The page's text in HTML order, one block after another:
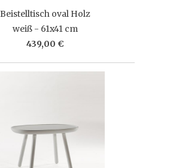
Beistelltisch oval Holz
weiß - 61x41 cm
439,00 €